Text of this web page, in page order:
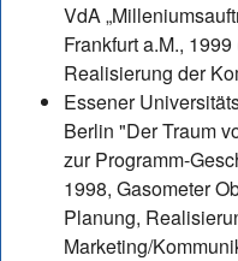
VdA
Frankfurt a.M.,
Realisierung der
Essener
Berlin "Der Traum
zur Programm-
1998, Gasometer
Planung,
Marketing/